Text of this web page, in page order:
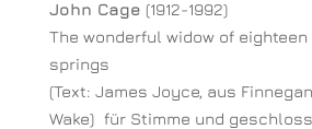
John Cage (1912-1992)
The wonderful widow of eighteen
springs
(Text: James Joyce, aus
Wake) für Stimme und